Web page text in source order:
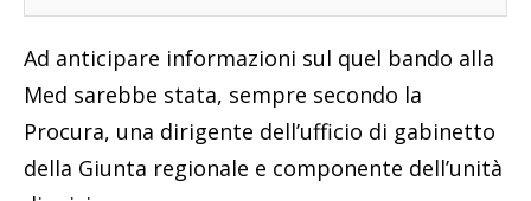
Ad anticipare informazioni sul quel bando alla
Med sarebbe stata, sempre secondo la
Procura, una dirigente dell’ufficio di gabinetto
della Giunta regionale e componente dell’unità